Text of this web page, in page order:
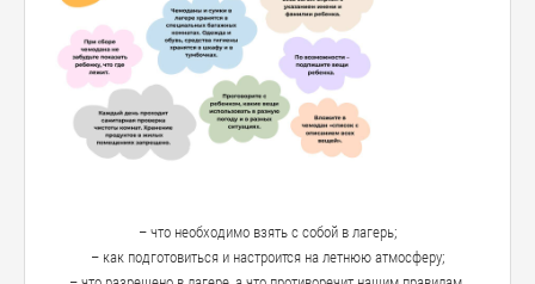
– что необходимо взять с собой в лагерь;
– как подготовиться и настроится на летнюю атмосферу;